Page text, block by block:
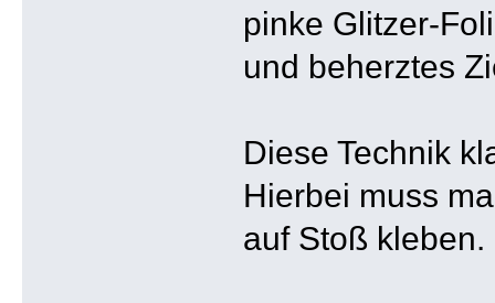
pinke Glitzer-
und beherztes
Diese Technik
Hierbei muss
auf Stoß kleben.